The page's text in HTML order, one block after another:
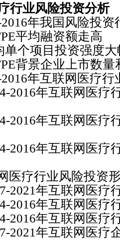
行业风险投资分析
年我国风险投资
均融资额走高
目投资强度大
企业上市数量
年互联网医疗行
年互联网医疗行
年互联网医疗行
年互联网医疗行
疗行业风险投资
年互联网医疗行
年互联网医疗行
年互联网医疗行
年互联网医疗企